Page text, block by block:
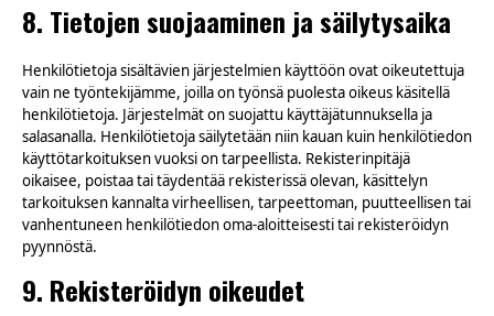
8. Tietojen suojaaminen ja säilytysaika
Henkilötietoja sisältävien järjestelmien käyttöön ovat oikeutettuja
vain ne työntekijämme, joilla on työnsä puolesta oikeus käsitellä
henkilötietoja. Järjestelmät on suojattu käyttäjätunnuksella ja
salasanalla. Henkilötietoja säilytetään niin kauan kuin henkilötiedon
käyttötarkoituksen vuoksi on tarpeellista. Rekisterinpitäjä
oikaisee, poistaa tai täydentää rekisterissä olevan, käsittelyn
tarkoituksen kannalta virheellisen, tarpeettoman, puutteellisen tai
vanhentuneen henkilötiedon oma-aloitteisesti tai rekisteröidyn
pyynnöstä.
9. Rekisteröidyn oikeudet